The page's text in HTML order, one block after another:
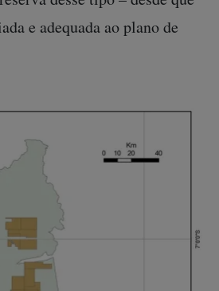
e adequada ao plano de